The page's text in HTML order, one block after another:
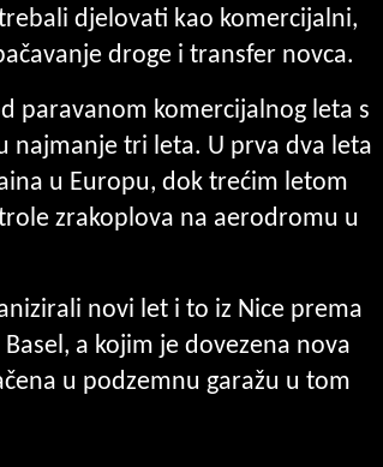
djelovati kao komercijalni,
droge i transfer novca.
paravanom komercijalnog leta s
najmanje tri leta. U prva dva leta
u Europu, dok trećim letom
zrakoplova na aerodromu u
novi let i to iz Nice prema
a kojim je dovezena nova
u podzemnu garažu u tom